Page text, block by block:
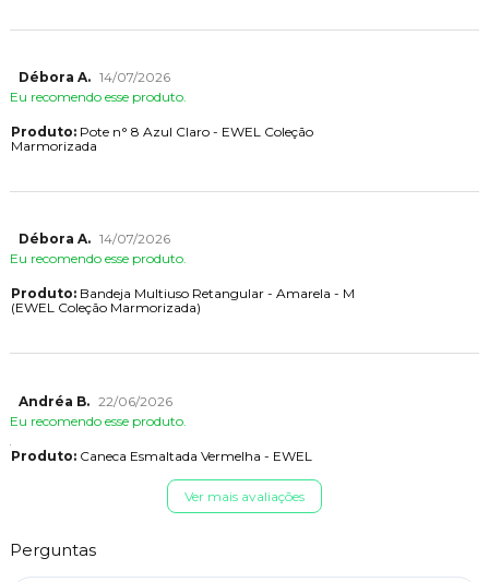
Débora A. 14/07/2026
Eu recomendo esse produto.
Produto:Pote n° 8 Azul Claro - EWEL Coleção
Marmorizada
Débora A. 14/07/2026
Eu recomendo esse produto.
Produto:Bandeja Multiuso Retangular - Amarela - M
(EWEL Coleção Marmorizada)
Andréa B. 22/06/2026
Eu recomendo esse produto.
Produto:Caneca Esmaltada Vermelha - EWEL
Ver mais avaliações
Perguntas